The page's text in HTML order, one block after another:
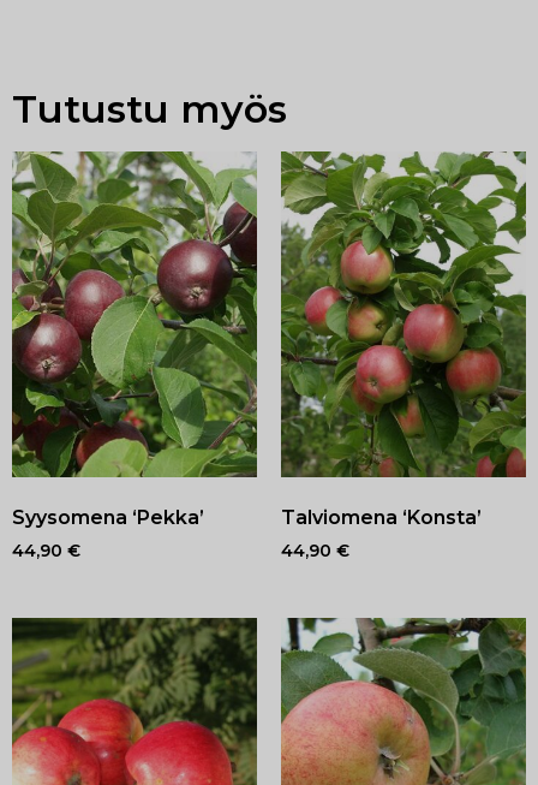
Tutustu myös
Syysomena ‘Pekka’
44,90 €
Talviomena ‘Konsta’
44,90 €